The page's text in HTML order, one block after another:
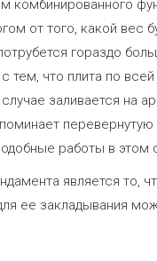
комбинированного
от того, какой вес
гораздо
тем, что плита по
заливается на
работы в этом
является то,
ее закладывания